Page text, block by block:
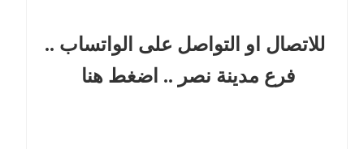
للاتصال او التواصل على الواتساب ..
فرع مدينة نصر .. اضغط هنا